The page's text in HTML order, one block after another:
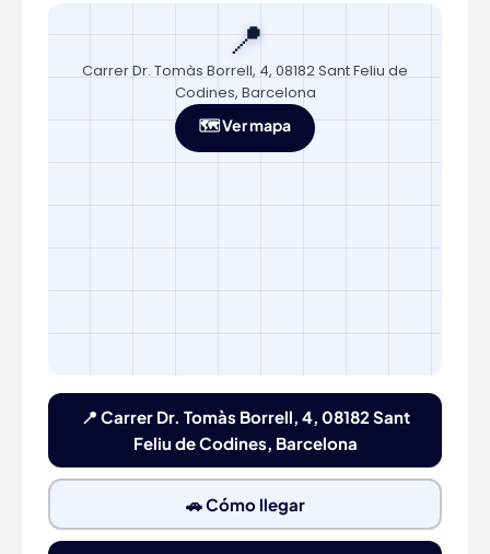
📍
Carrer Dr. Tomàs Borrell, 4, 08182 Sant Feliu de
Codines, Barcelona
🗺️ Ver mapa
📍 Carrer Dr. Tomàs Borrell, 4, 08182 Sant
Feliu de Codines, Barcelona
🚗 Cómo llegar